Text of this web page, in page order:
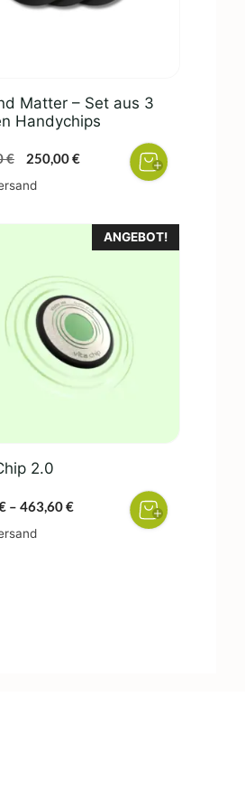
Matter – Set aus 3
Handychips
€
Ursprünglicher
Preis
270,00 €
250,00€Aktueller
250,00 €.
ANGEBOT!
2.0
– 463,60€Preisspanne: